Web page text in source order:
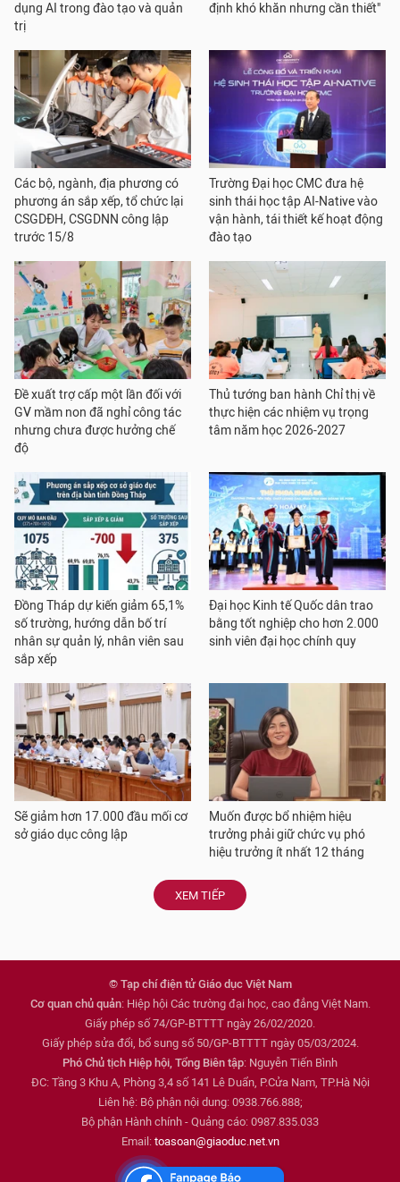
dụng AI trong đào tạo và quản
trị
định khó khăn nhưng cần thiết"
Các bộ, ngành, địa phương có
phương án sắp xếp, tổ chức lại
CSGDĐH, CSGDNN công lập
trước 15/8
Trường Đại học CMC đưa hệ
sinh thái học tập AI-Native vào
vận hành, tái thiết kế hoạt động
đào tạo
Đề xuất trợ cấp một lần đối với
GV mầm non đã nghỉ công tác
nhưng chưa được hưởng chế
độ
Thủ tướng ban hành Chỉ thị về
thực hiện các nhiệm vụ trọng
tâm năm học 2026-2027
Đồng Tháp dự kiến giảm 65,1%
số trường, hướng dẫn bố trí
nhân sự quản lý, nhân viên sau
sắp xếp
Đại học Kinh tế Quốc dân trao
bằng tốt nghiệp cho hơn 2.000
sinh viên đại học chính quy
Sẽ giảm hơn 17.000 đầu mối cơ
sở giáo dục công lập
Muốn được bổ nhiệm hiệu
trưởng phải giữ chức vụ phó
hiệu trưởng ít nhất 12 tháng
XEM TIẾP
© Tạp chí điện tử Giáo dục Việt Nam
Cơ quan chủ quản: Hiệp hội Các trường đại học, cao đẳng Việt Nam.
Giấy phép số 74/GP-BTTTT ngày 26/02/2020.
Giấy phép sửa đổi, bổ sung số 50/GP-BTTTT ngày 05/03/2024.
Phó Chủ tịch Hiệp hội, Tổng Biên tập: Nguyễn Tiến Bình
ĐC: Tầng 3 Khu A, Phòng 3,4 số 141 Lê Duẩn, P.Cửa Nam, TP.Hà Nội
Liên hệ: Bộ phận nội dung: 0938.766.888;
Bộ phận Hành chính - Quảng cáo: 0987.835.033
Email: toasoan@giaoduc.net.vn